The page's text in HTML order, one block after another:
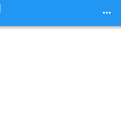
more_horiz